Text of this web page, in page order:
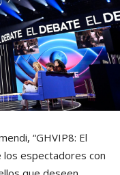
“GHVIP8: El
los espectadores con